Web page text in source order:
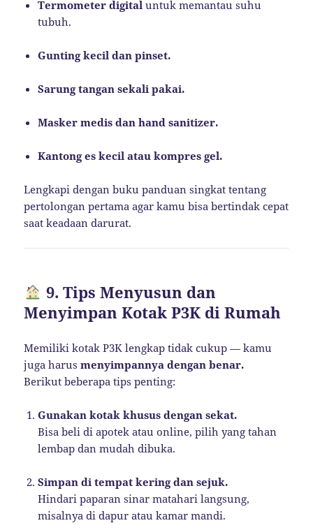
Termometer digital untuk memantau suhu
tubuh.
Gunting kecil dan pinset.
Sarung tangan sekali pakai.
Masker medis dan hand sanitizer.
Kantong es kecil atau kompres gel.
Lengkapi dengan buku panduan singkat tentang
pertolongan pertama agar kamu bisa bertindak cepat
saat keadaan darurat.
9. Tips Menyusun dan
Menyimpan Kotak P3K di Rumah
Memiliki kotak P3K lengkap tidak cukup — kamu
juga harusmenyimpannya dengan benar.
Berikut beberapa tips penting:
Gunakan kotak khusus dengan sekat.
Bisa beli di apotek atau online, pilih yang tahan
lembap dan mudah dibuka.
Simpan di tempat kering dan sejuk.
Hindari paparan sinar matahari langsung,
misalnya di dapur atau kamar mandi.